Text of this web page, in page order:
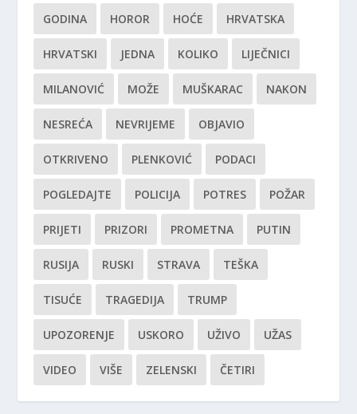
GODINA HOROR HOĆE HRVATSKA
HRVATSKI JEDNA KOLIKO LIJEČNICI
MILANOVIĆ MOŽE MUŠKARAC NAKON
NESREĆA NEVRIJEME OBJAVIO
OTKRIVENO PLENKOVIĆ PODACI
POGLEDAJTE POLICIJA POTRES POŽAR
PRIJETI PRIZORI PROMETNA PUTIN
RUSIJA RUSKI STRAVA TEŠKA
TISUĆE TRAGEDIJA TRUMP
UPOZORENJE USKORO UŽIVO UŽAS
VIDEO VIŠE ZELENSKI ČETIRI